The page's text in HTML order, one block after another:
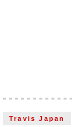
Travis Japan